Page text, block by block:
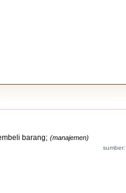
barang; (manajemen)